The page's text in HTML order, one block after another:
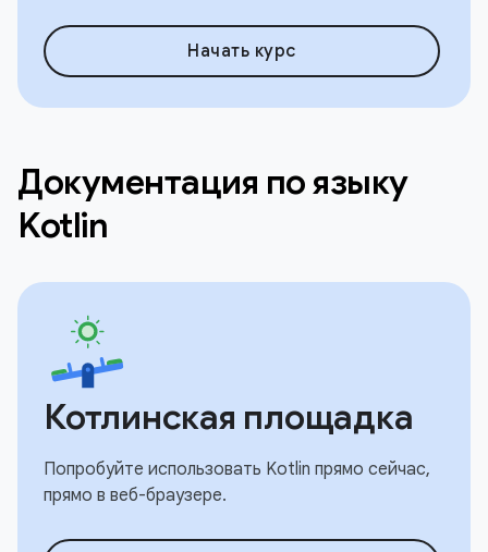
Начать курс
Документация по языку
Kotlin
Котлинская площадка
Попробуйте использовать Kotlin прямо сейчас,
прямо в веб-браузере.